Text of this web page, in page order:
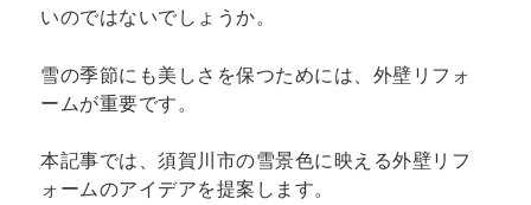
いのではないでしょうか。
雪の季節にも美しさを保つためには、外壁リフォ
ームが重要です。
本記事では、須賀川市の雪景色に映える外壁リフ
ォームのアイデアを提案します。